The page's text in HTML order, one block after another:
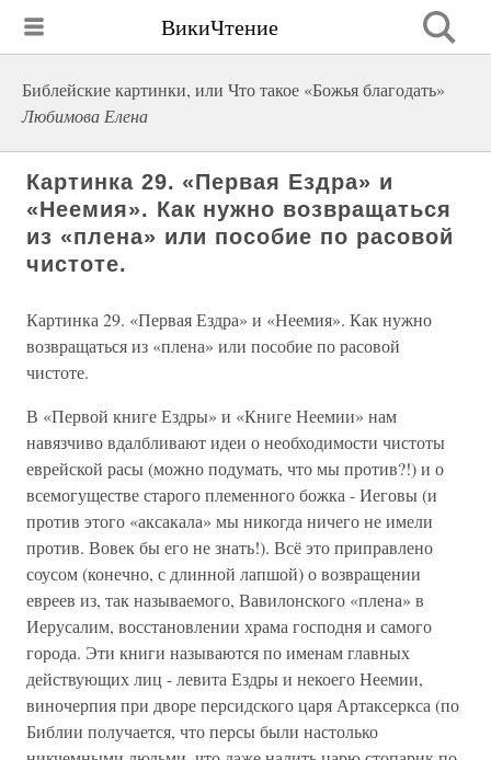
ВикиЧтение
Библейские картинки, или Что такое «Божья благодать»
Любимова Елена
Картинка 29. «Первая Ездра» и
«Неемия». Как нужно возвращаться
из «плена» или пособие по расовой
чистоте.
Картинка 29. «Первая Ездра» и «Неемия». Как нужно
возвращаться из «плена» или пособие по расовой
чистоте.
В «Первой книге Ездры» и «Книге Неемии» нам
навязчиво вдалбливают идеи о необходимости чистоты
еврейской расы (можно подумать, что мы против?!) и о
всемогуществе старого племенного божка - Иеговы (и
против этого «аксакала» мы никогда ничего не имели
против. Вовек бы его не знать!). Всё это приправлено
соусом (конечно, с длинной лапшой) о возвращении
евреев из, так называемого, Вавилонского «плена» в
Иерусалим, восстановлении храма господня и самого
города. Эти книги называются по именам главных
действующих лиц - левита Ездры и некоего Неемии,
виночерпия при дворе персидского царя Артаксеркса (по
Библии получается, что персы были настолько